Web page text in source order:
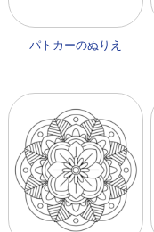
パトカーのぬりえ